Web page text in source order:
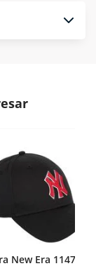
a
3D.
de la
Activos de
New Era